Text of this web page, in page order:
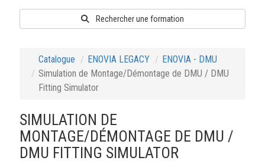
Rechercher une formation
Catalogue ENOVIA LEGACY
ENOVIA - DMU
Simulation de Montage/Démontage de DMU / DMU
Fitting Simulator
SIMULATION DE
MONTAGE/DÉMONTAGE DE DMU /
DMU FITTING SIMULATOR